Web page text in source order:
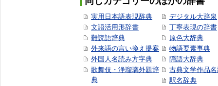
実用日本語表現辞典
文語活用形辞書
難読語辞典
外来語の言い換え提案
外国人名読み方字典
歌舞伎・浄瑠璃外題辞
典
デジタル大辞泉
丁寧表現の辞書
原色大辞典
物語要素事典
隠語大辞典
古典文学作品
駅名辞典